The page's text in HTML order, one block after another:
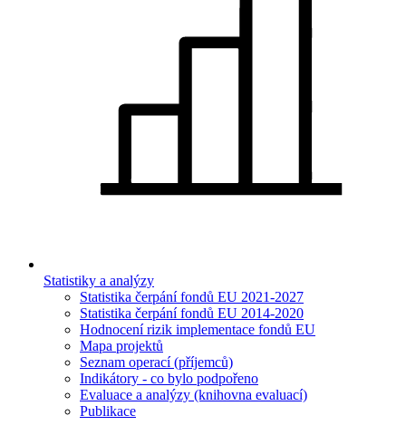
Statistiky a analýzy
Statistika čerpání fondů EU 2021-2027
Statistika čerpání fondů EU 2014-2020
Hodnocení rizik implementace fondů EU
Mapa projektů
Seznam operací (příjemců)
Indikátory - co bylo podpořeno
Evaluace a analýzy (knihovna evaluací)
Publikace